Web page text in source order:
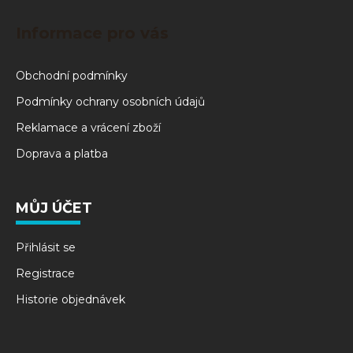
Obchodní podmínky
Podmínky ochrany osobních údajů
Reklamace a vrácení zboží
Doprava a platba
MŮJ ÚČET
Přihlásit se
Registrace
Historie objednávek